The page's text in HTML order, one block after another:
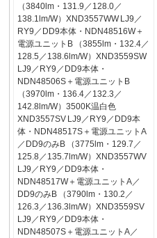
（3840lm・131.9／128.0／
138.1lm/W）XND3557WW LJ9／
RY9／DD9本体・NDN48516W＋
電源ユニットB （3855lm・132.4／
128.5／138.6lm/W）XND3559SW
LJ9／RY9／DD9本体・
NDN48506S＋電源ユニットB
（3970lm・136.4／132.3／
142.8lm/W）3500K温白色
XND3557SV LJ9／RY9／DD9本
体・NDN48517S＋電源ユニットA
／DD9のみB （3775lm・129.7／
125.8／135.7lm/W）XND3557WV
LJ9／RY9／DD9本体・
NDN48517W＋電源ユニットA／
DD9のみB （3790lm・130.2／
126.3／136.3lm/W）XND3559SV
LJ9／RY9／DD9本体・
NDN48507S＋電源ユニットA／